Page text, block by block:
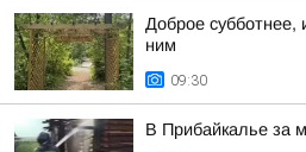
Доброе субботнее,
ним
09:30
В Прибайкалье за